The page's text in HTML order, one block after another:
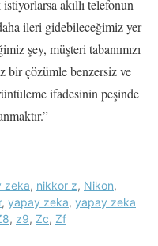
akıllı telefonun
ileri gidebileceğimiz yer
şey, müşteri tabanımızı
bir çözümle benzersiz ve
ifadesinin peşinde
zeka, nikkor z, Nikon,
, yapay zeka, yapay zeka
, z9, Zc, Zf